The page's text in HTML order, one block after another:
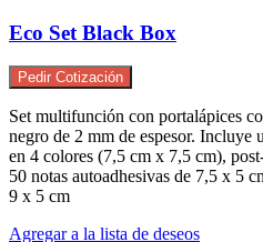
Eco Set Black Box
Pedir Cotización
Set multifunción con portalápices
negro de 2 mm de espesor. Incluye
en 4 colores (7,5 cm x 7,5 cm),
50 notas autoadhesivas de 7,5 x 5
9 x 5 cm
Agregar a la lista de deseos